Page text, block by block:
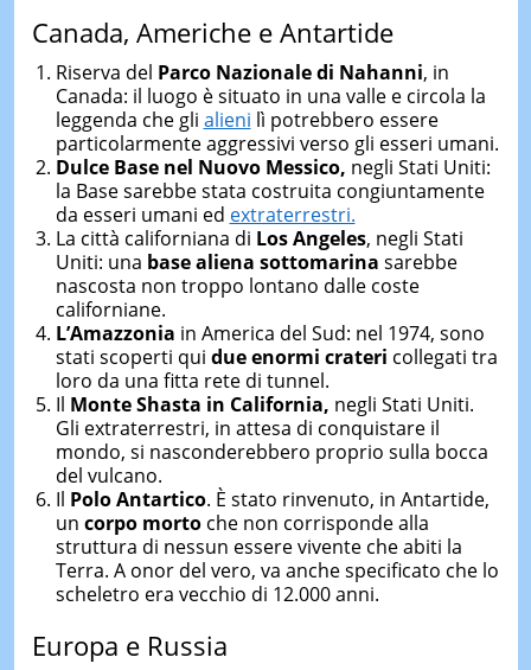
Canada, Americhe e Antartide
Riserva del Parco Nazionale di Nahanni, in
Canada: il luogo è situato in una valle e circola la
leggenda che gli alieni lì potrebbero essere
particolarmente aggressivi verso gli esseri umani.
Dulce Base nel Nuovo Messico, negli Stati Uniti:
la Base sarebbe stata costruita congiuntamente
da esseri umani ed extraterrestri.
La città californiana di Los Angeles, negli Stati
Uniti: una base aliena sottomarina sarebbe
nascosta non troppo lontano dalle coste
californiane.
L’Amazzonia in America del Sud: nel 1974, sono
stati scoperti qui due enormi crateri collegati tra
loro da una fitta rete di tunnel.
Il Monte Shasta in California, negli Stati Uniti.
Gli extraterrestri, in attesa di conquistare il
mondo, si nasconderebbero proprio sulla bocca
del vulcano.
Il Polo Antartico. È stato rinvenuto, in Antartide,
un corpo mortoche non corrisponde alla
struttura di nessun essere vivente che abiti la
Terra. A onor del vero, va anche specificato che lo
scheletro era vecchio di 12.000 anni.
Europa e Russia